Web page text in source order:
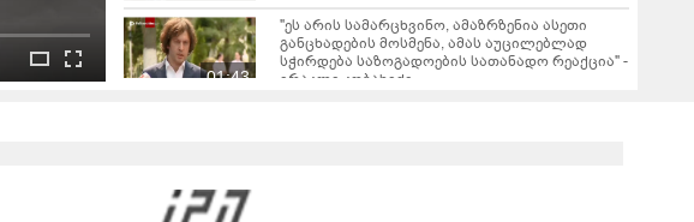
01:43
"ეს არის სამარცხვინო, ამაზრზენია ასეთი
განცხადების მოსმენა, ამას აუცილებლად
სჭირდება საზოგადოების სათანადო რეაქცია" -
ირაკლი კობახიძე